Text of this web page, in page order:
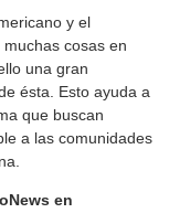
y el
cosas en
una gran
ésta. Esto ayuda a
que buscan
a las comunidades
en